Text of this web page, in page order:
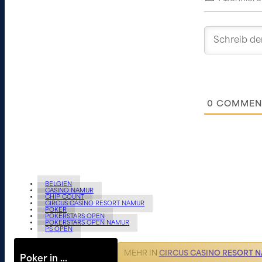
0
BELGIEN
CASINO NAMUR
CHIP COUNT
CIRCUS CASINO RESORT NAMUR
POKER
POKERSTARS OPEN
POKERSTARS OPEN NAMUR
PS OPEN
Poker in …
MEHR IN CIRCUS CASINO RESORT